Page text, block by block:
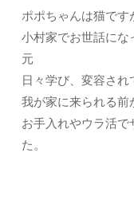
ポポちゃんは猫です
小村家でお世話に
元
日々学び、変容さ
我が家に来られる前
お手入れやウラ活
た。